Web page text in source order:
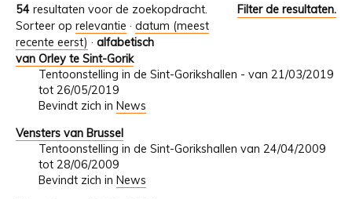
54 resultaten voor de zoekopdracht.
Filter de resultaten.
Sorteer op relevantie · datum (meest
recente eerst) · alfabetisch
van Orley te Sint-Gorik
Tentoonstelling in de Sint-Gorikshallen - van 21/03/2019
tot 26/05/2019
Bevindt zich in News
Vensters van Brussel
Tentoonstelling in de Sint-Gorikshallen van 24/04/2009
tot 28/06/2009
Bevindt zich in News